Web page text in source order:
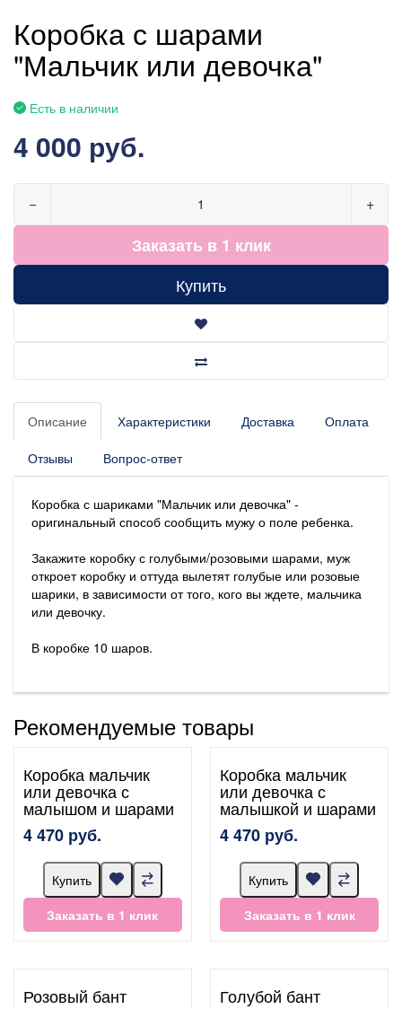
Коробка с шарами
"Мальчик или девочка"
Есть в наличии
4 000 руб.
− +
Заказать в 1 клик
Купить
Описание Характеристики Доставка Оплата
Отзывы Вопрос-ответ
Коробка с шариками "Мальчик или девочка" -
оригинальный способ сообщить мужу о поле ребенка.
Закажите коробку с голубыми/розовыми шарами, муж
откроет коробку и оттуда вылетят голубые или розовые
шарики, в зависимости от того, кого вы ждете, мальчика
или девочку.
В коробке 10 шаров.
Рекомендуемые товары
Коробка мальчик
или девочка с
малышом и шарами
4 470 руб.
Купить
Заказать в 1 клик
Коробка мальчик
или девочка с
малышкой и шарами
4 470 руб.
Купить
Заказать в 1 клик
Розовый бант
Голубой бант